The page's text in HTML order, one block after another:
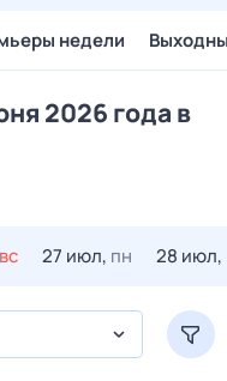
недели
2026 года в
вс 27 июл, пн 28 июл,